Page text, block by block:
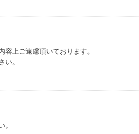
上ご遠慮頂いております。
い。
。